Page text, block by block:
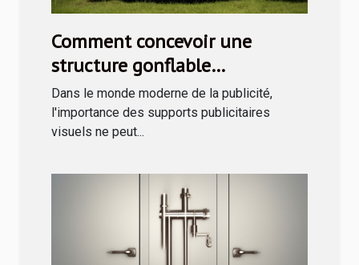
Comment concevoir une
structure gonflable
publicitaire efficace
Dans le monde moderne de la publicité,
l'importance des supports publicitaires
visuels ne peut...